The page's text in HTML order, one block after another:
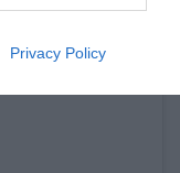
Privacy Policy